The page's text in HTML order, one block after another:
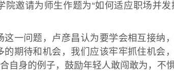
邀请为师生作题为“如何适应职场并发
问题，卢彦昌认为要学会相互接纳
期待和机会，我们应该牢牢抓住机会
自身的例子，鼓励年轻人敢闯敢为，不惧